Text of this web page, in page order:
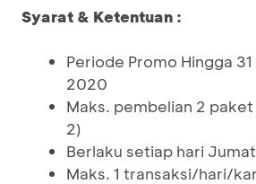
Syarat & Ketentuan :
Periode Promo Hingga
2020
Maks. pembelian 2
2)
Berlaku setiap hari
Maks. 1 transaksi/hari/